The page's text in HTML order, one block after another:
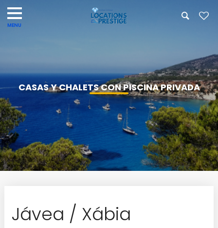
CASAS Y CHALETS CON PISCINA PRIVADA
Jávea / Xábia